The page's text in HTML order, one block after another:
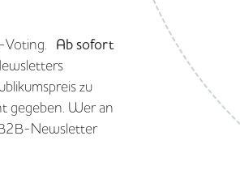
Voting. Ab sofort
zu
gegeben. Wer an
Newsletter